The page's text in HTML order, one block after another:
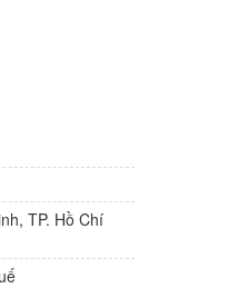
TP. Hồ Chí